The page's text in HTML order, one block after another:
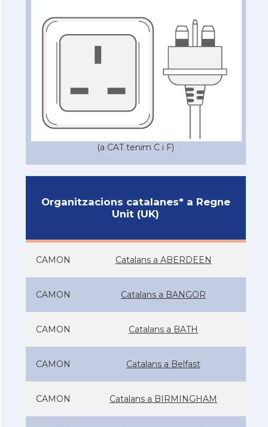
(a CAT tenim C i F)
Organitzacions catalanes* a Regne
Unit (UK)
CAMON Catalans a ABERDEEN
CAMON Catalans a BANGOR
CAMON Catalans a BATH
CAMON Catalans a Belfast
CAMON Catalans a BIRMINGHAM